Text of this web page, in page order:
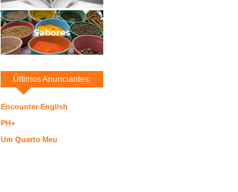
Últimos Anunciantes:
Encounter English
PH+
Um Quarto Meu